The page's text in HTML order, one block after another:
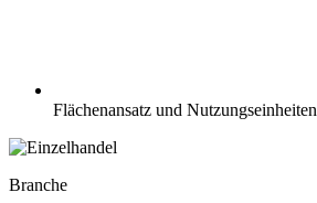
Flächenansatz und Nutzungseinheiten
Branche